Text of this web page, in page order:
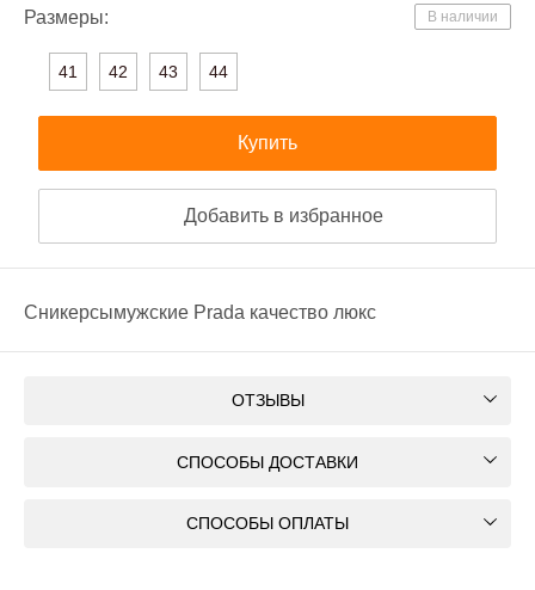
В наличии
Размеры:
41 42 43 44
Купить
Добавить в избранное
Сникерсымужские Prada качество люкс
ОТЗЫВЫ
СПОСОБЫ ДОСТАВКИ
СПОСОБЫ ОПЛАТЫ